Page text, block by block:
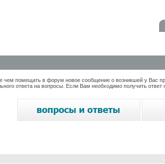
помещать в форум новое сообщение о возникшей у Вас
ответа на вопросы. Если Вам необходимо получить